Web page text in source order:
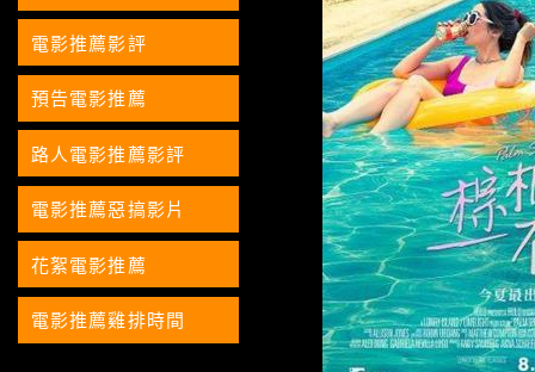
電影推薦影評
預告電影推薦
路人電影推薦影評
電影推薦惡搞影片
花絮電影推薦
電影推薦雞排時間